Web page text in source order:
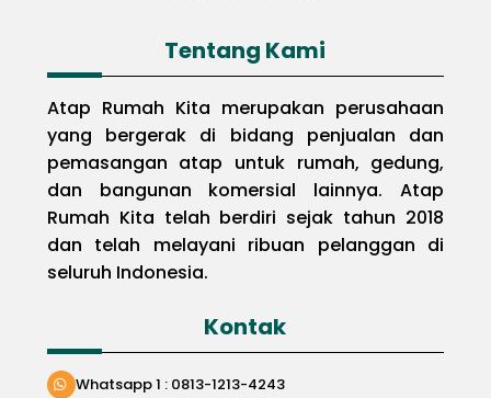
Tentang Kami
Atap Rumah Kita merupakan perusahaan
yang bergerak di bidang penjualan dan
pemasangan atap untuk rumah, gedung,
dan bangunan komersial lainnya. Atap
Rumah Kita telah berdiri sejak tahun 2018
dan telah melayani ribuan pelanggan di
seluruh Indonesia.
Kontak
Whatsapp 1 : 0813-1213-4243